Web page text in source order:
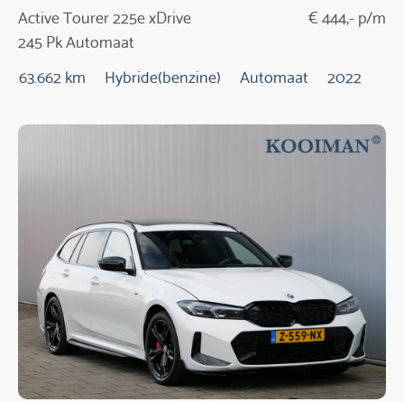
Active Tourer 225e xDrive
245 Pk Automaat
€ 444,- p/m
63.662 km Hybride(benzine) Automaat 2022